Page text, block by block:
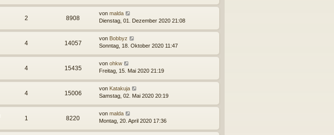
2 8908
von malda
Dienstag, 01. Dezember 2020 21:08
4 14057
von Bobbyz
Sonntag, 18. Oktober 2020 11:47
4 15435
von ohkw
Freitag, 15. Mai 2020 21:19
4 15006
von Katakuja
Samstag, 02. Mai 2020 20:19
1 8220
von malda
Montag, 20. April 2020 17:36